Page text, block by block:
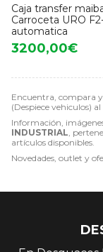
Encuentra, compara
(Despiece vehiculos)
Información,
INDUSTRIAL,
artículos disponibles.
Novedades, outlet y
Caja transfer
Carroceta URO
automatica
3200,00€